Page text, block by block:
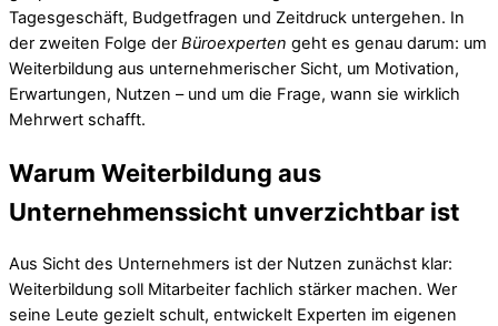
Tagesgeschäft, Budgetfragen und Zeitdruck untergehen. In
der zweiten Folge der Büroexperten geht es genau darum: um
Weiterbildung aus unternehmerischer Sicht, um Motivation,
Erwartungen, Nutzen – und um die Frage, wann sie wirklich
Mehrwert schafft.
Warum Weiterbildung aus
Unternehmenssicht unverzichtbar ist
Aus Sicht des Unternehmers ist der Nutzen zunächst klar:
Weiterbildung soll Mitarbeiter fachlich stärker machen. Wer
seine Leute gezielt schult, entwickelt Experten im eigenen